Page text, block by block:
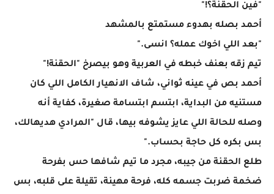
"فين الحقنة؟!"
أحمد بصله بهدوء مستمتع بالمشهد
"بعد اللي اخوك عمله؟ انسى."
تيم زقه بعنف خبطه في العربية وهو بيصرخ "الحقنة!"
أحمد بص في عينه ثواني، شاف الانهيار الكامل اللي كان
مستنيه من البداية، ابتسم ابتسامة صغيرة، كفاية أنه
وصله للحالة اللي عايز يشوفه بيها، قال "المرادي هديهالك،
بس بكره كل حاجة بحساب."
طلع الحقنة من جيبه، مجرد ما تيم شافها حس بفرحة
ضخمة ضربت جسمه كله، فرحة مهينة، تقيلة على قلبه، بس